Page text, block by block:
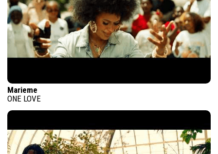
Marieme
ONE LOVE